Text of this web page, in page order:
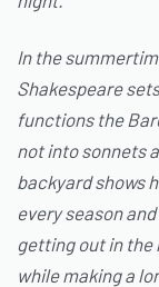
In the
Shakespeare
functions the
not into sonnets
backyard shows
every season
getting out in the
while making a